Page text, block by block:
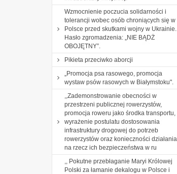
Wzmocnienie poczucia solidarności i
tolerancji wobec osób chroniących się w
Polsce przed skutkami wojny w Ukrainie.
Hasło zgromadzenia: „NIE BĄDŻ
OBOJĘTNY”.
Pikieta przeciwko aborcji
„Promocja psa rasowego, promocja
wystaw psów rasowych w Białymstoku".
,,Zademonstrowanie obecności w
przestrzeni publicznej rowerzystów,
promocja roweru jako środka transportu,
wyrażenie postulatu dostosowania
infrastruktury drogowej do potrzeb
rowerzystów oraz konieczności działania
na rzecz ich bezpieczeństwa w ru
,, Pokutne przebłaganie Maryi Królowej
Polski za łamanie dekalogu w Polsce i